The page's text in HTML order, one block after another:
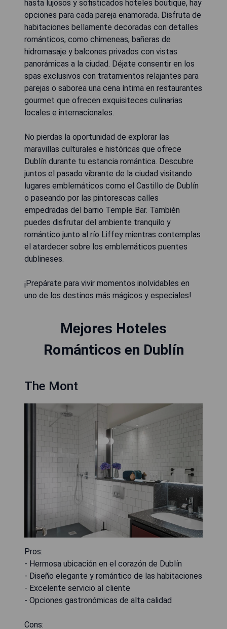
hasta lujosos y sofisticados hoteles boutique, hay
opciones para cada pareja enamorada. Disfruta de
habitaciones bellamente decoradas con detalles
románticos, como chimeneas, bañeras de
hidromasaje y balcones privados con vistas
panorámicas a la ciudad. Déjate consentir en los
spas exclusivos con tratamientos relajantes para
parejas o saborea una cena íntima en restaurantes
gourmet que ofrecen exquisiteces culinarias
locales e internacionales.
No pierdas la oportunidad de explorar las
maravillas culturales e históricas que ofrece
Dublín durante tu estancia romántica. Descubre
juntos el pasado vibrante de la ciudad visitando
lugares emblemáticos como el Castillo de Dublín
o paseando por las pintorescas calles
empedradas del barrio Temple Bar. También
puedes disfrutar del ambiente tranquilo y
romántico junto al río Liffey mientras contemplas
el atardecer sobre los emblemáticos puentes
dublineses.
¡Prepárate para vivir momentos inolvidables en
uno de los destinos más mágicos y especiales!
Mejores Hoteles
Románticos en Dublín
The Mont
Pros:
- Hermosa ubicación en el corazón de Dublín
- Diseño elegante y romántico de las habitaciones
- Excelente servicio al cliente
- Opciones gastronómicas de alta calidad
Cons: